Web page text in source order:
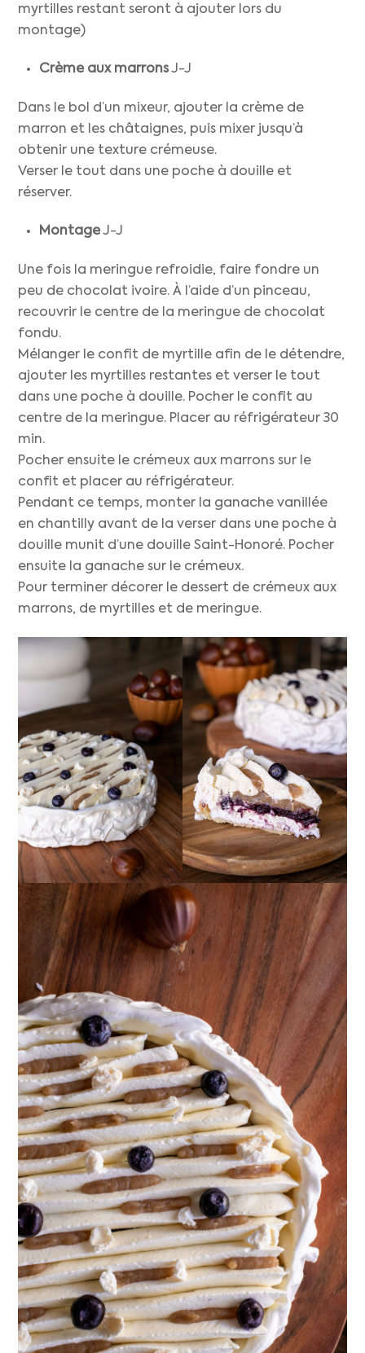
myrtilles restant seront à ajouter lors du
montage)
Crème aux marronsJ-J
Dans le bol d’un mixeur, ajouter la crème de
marron et les châtaignes, puis mixer jusqu’à
obtenir une texture crémeuse.
Verser le tout dans une poche à douille et
réserver.
MontageJ-J
Une fois la meringue refroidie, faire fondre un
peu de chocolat ivoire. À l’aide d’un pinceau,
recouvrir le centre de la meringue de chocolat
fondu.
Mélanger le confit de myrtille afin de le détendre,
ajouter les myrtilles restantes et verser le tout
dans une poche à douille. Pocher le confit au
centre de la meringue. Placer au réfrigérateur 30
min.
Pocher ensuite le crémeux aux marrons sur le
confit et placer au réfrigérateur.
Pendant ce temps, monter la ganache vanillée
en chantilly avant de la verser dans une poche à
douille munit d’une douille Saint-Honoré. Pocher
ensuite la ganache sur le crémeux.
Pour terminer décorer le dessert de crémeux aux
marrons, de myrtilles et de meringue.